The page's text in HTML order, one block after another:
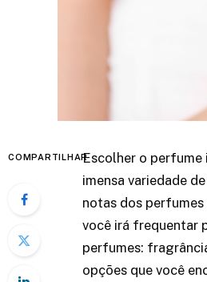
COMPARTILHAREscolher o perfume
imensa variedade
notas dos
você irá frequentar
perfumes:
opções que você